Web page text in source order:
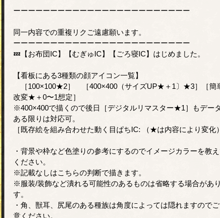
ーーーーーーーーーーーーーーーーーーーーーーーー
同一内容での重複リクご遠慮願います。
ーーーーーーーーーーーーーーーーーーーーーーーー
💤【お布団IC】【むぎゅIC】【ごろ寝IC】はじめました。
【看板にある3種類の顔アイコン一覧】
［100×100★2］ ［400×400（サイズUP★＋1〕★3］［簡
改変★＋0〜1想定］
※400×400で描くので後日［デジタルリマスター★1］もデー
ある限りは対応可。
［既存絵を組み合わせた動く目ぱちIC: （★は内容により変化
・背景や枠など色塗りの参考にするのでイメージカラーを教
ください。
※記載なしはこちらの判断で描きます。
※服装/装飾など潰れる可能性のあるものは省略する場合があ
す。
・角、獣耳、尻尾のある種族は角度によっては隠れますので
意ください。